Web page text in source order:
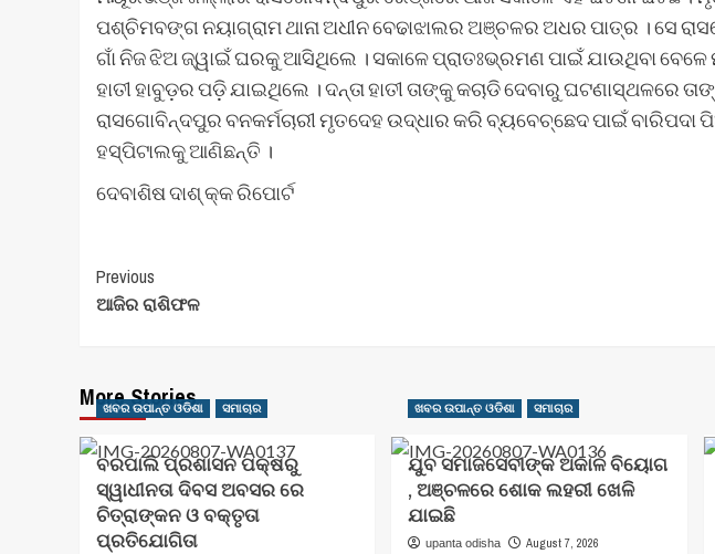
ପଶ୍ଚିମବଙ୍ଗ ନୟାଗ୍ରାମ ଥାନା ଅଧୀନ ବେଢାଝାଲର ଅଞ୍ଚଳର ଅଧର ପାତ୍ର । ସେ
ଗାଁ ନିଜ ଝିଅ ଜ୍ୱାଇଁ ଘରକୁ ଆସିଥିଲେ । ସକାଳେ ପ୍ରାତଃଭ୍ରମଣ ପାଇଁ ଯାଉଥିବା ବେଳେ
ହାତୀ ହାବୁଡ଼ର ପଡ଼ି ଯାଇଥିଲେ । ଦନ୍ତା ହାତୀ ତାଙ୍କୁ କଚାଡି ଦେବାରୁ ଘଟଣାସ୍ଥଳରେ
ରାସଗୋବିନ୍ଦପୁର ବନକର୍ମଚାରୀ ମୃତଦେହ ଉଦ୍ଧାର କରି ବ୍ୟବେଚ୍ଛେଦ ପାଇଁ
ହସ୍ପିଟାଲକୁ ଆଣିଛନ୍ତି ।
ଦେବାଶିଷ ଦାଶ୍ କ୍କ ରିପୋର୍ଟ
Post
Navigation
Previous
ଆଜିର ରାଶିଫଳ
More Stories
ଖବର ଉପାନ୍ତ ଓଡିଶା ସମାଚାର
ବରପାଲି ପ୍ରଶାସନ ପକ୍ଷରୁ
ସ୍ୱାଧୀନତା ଦିବସ ଅବସର ରେ
ଚିତ୍ରାଙ୍କନ ଓ ବକ୍ତୃତା
ପ୍ରତିଯୋଗିତା
ଖବର ଉପାନ୍ତ ଓଡିଶା ସମାଚାର
ଯୁବ ସମାଜସେବୀଙ୍କ ଅକାଳ ବିୟୋଗ
, ଅଞ୍ଚଳରେ ଶୋକ ଲହରୀ ଖେଳି
ଯାଇଛି
upanta odisha August 7, 2026